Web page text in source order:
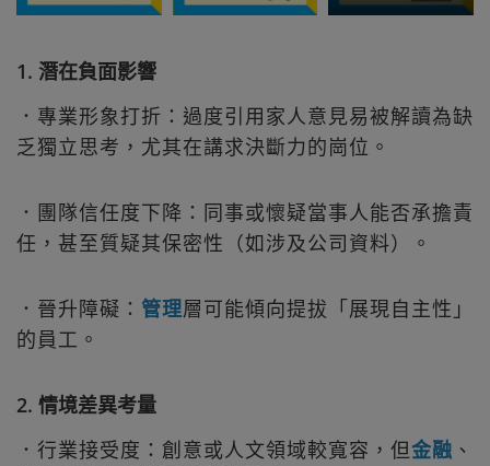
1. 潛在負面影響
．專業形象打折：過度引用家人意見易被解讀為缺
乏獨立思考，尤其在講求決斷力的崗位。
．團隊信任度下降：同事或懷疑當事人能否承擔責
任，甚至質疑其保密性（如涉及公司資料）。
．晉升障礙： 管理層可能傾向提拔「展現自主性」
的員工。
2. 情境差異考量
．行業接受度：創意或人文領域較寬容，但金融 、